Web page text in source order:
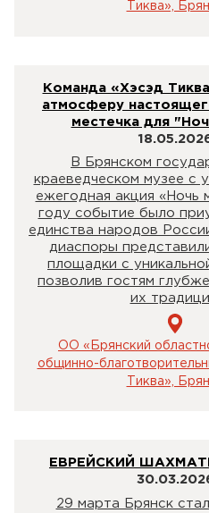
Тиква»,
Команда «Хэсэд
атмосферу
местечка для
В Брянском
краеведческом музее с
ежегодная акция «Ночь
году событие было
единства народов
диаспоры
площадки с
позволив гостям
их
ОО «Брянский
общинно-
Тиква»,
ЕВРЕЙСКИЙ
29 марта Брянск